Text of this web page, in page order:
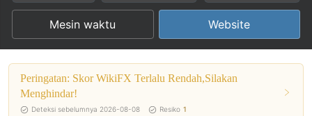
4
5
6
7
7
8
9
2
3
4
5
Mesin waktu Website
Peringatan: Skor WikiFX Terlalu Rendah,Silakan
Menghindar!
Deteksi sebelumnya 2026-08-08 Resiko 1